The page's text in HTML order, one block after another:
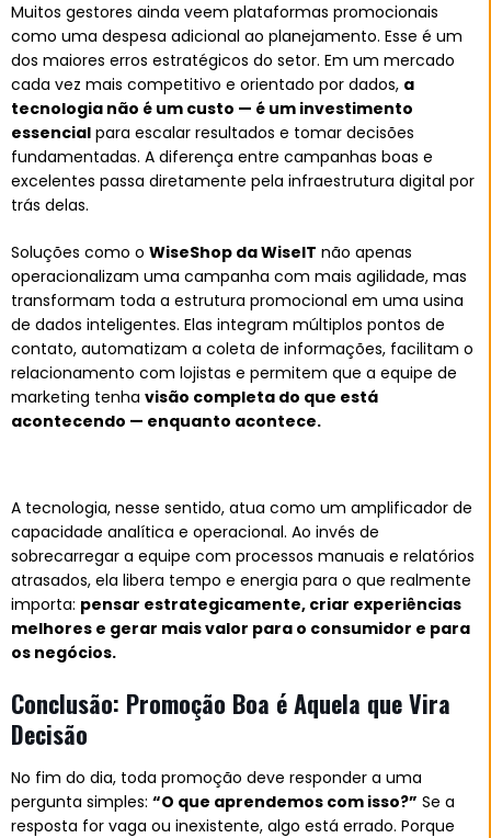
Muitos gestores ainda veem plataformas promocionais
como uma despesa adicional ao planejamento. Esse é um
dos maiores erros estratégicos do setor. Em um mercado
cada vez mais competitivo e orientado por dados, a
tecnologia não é um custo — é um investimento
essencial para escalar resultados e tomar decisões
fundamentadas. A diferença entre campanhas boas e
excelentes passa diretamente pela infraestrutura digital por
trás delas.
Soluções como o WiseShop da WiseIT não apenas
operacionalizam uma campanha com mais agilidade, mas
transformam toda a estrutura promocional em uma usina
de dados inteligentes. Elas integram múltiplos pontos de
contato, automatizam a coleta de informações, facilitam o
relacionamento com lojistas e permitem que a equipe de
marketing tenha visão completa do que está
acontecendo — enquanto acontece.
A tecnologia, nesse sentido, atua como um amplificador de
capacidade analítica e operacional. Ao invés de
sobrecarregar a equipe com processos manuais e relatórios
atrasados, ela libera tempo e energia para o que realmente
importa: pensar estrategicamente, criar experiências
melhores e gerar mais valor para o consumidor e para
os negócios.
Conclusão: Promoção Boa é Aquela que Vira
Decisão
No fim do dia, toda promoção deve responder a uma
pergunta simples: “O que aprendemos com isso?” Se a
resposta for vaga ou inexistente, algo está errado. Porque